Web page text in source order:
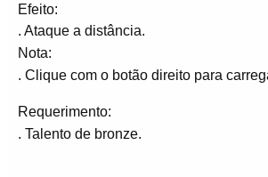
Efeito:
. Ataque a distância.
Nota:
. Clique com o botão direito para
Requerimento:
. Talento de bronze.